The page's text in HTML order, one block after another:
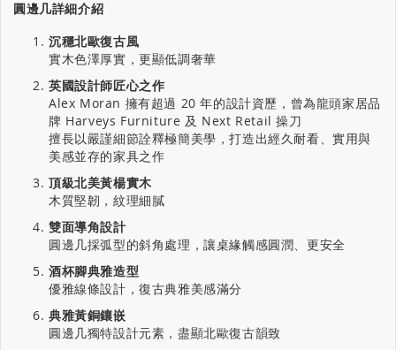
圓邊几詳細介紹
沉穩北歐復古風
實木色澤厚實，更顯低調奢華
英國設計師匠心之作
Alex Moran 擁有超過 20 年的設計資歷，曾為龍頭家居品
牌 Harveys Furniture 及 Next Retail 操刀
擅長以嚴謹細節詮釋極簡美學，打造出經久耐看、實用與
美感並存的家具之作
頂級北美黃楊實木
木質堅韌，紋理細膩
雙面導角設計
圓邊几採弧型的斜角處理，讓桌緣觸感圓潤、更安全
酒杯腳典雅造型
優雅線條設計，復古典雅美感滿分
典雅黃銅鑲嵌
圓邊几獨特設計元素，盡顯北歐復古韻致